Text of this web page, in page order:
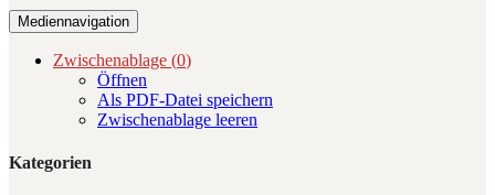
Mediennavigation
Zwischenablage (0)
Öffnen
Als PDF-Datei speichern
Zwischenablage leeren
Kategorien